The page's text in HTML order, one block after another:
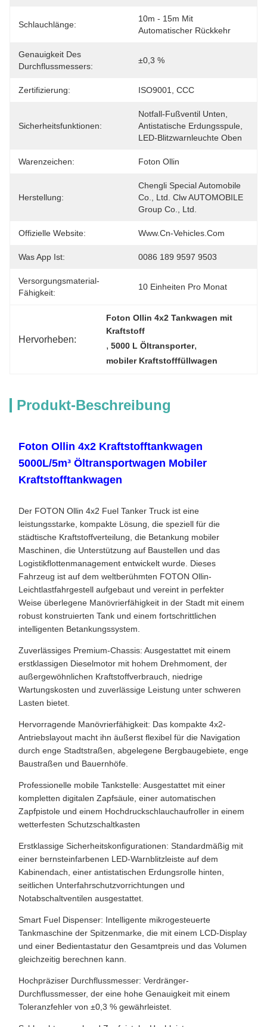
Schlauchlänge:
10m - 15m Mit
Automatischer Rückkehr
Genauigkeit Des
Durchflussmessers:
±0,3 %
Zertifizierung: ISO9001, CCC
Sicherheitsfunktionen:
Notfall-Fußventil Unten,
Antistatische Erdungsspule,
LED-Blitzwarnleuchte Oben
Warenzeichen: Foton Ollin
Herstellung:
Chengli Special Automobile
Co., Ltd. Clw AUTOMOBILE
Group Co., Ltd.
Offizielle Website: Www.cn-Vehicles.com
Was App Ist: 0086 189 9597 9503
Versorgungsmaterial-
Fähigkeit:
10 Einheiten Pro Monat
Hervorheben:
Foton Ollin 4x2 Tankwagen mit
Kraftstoff
, 5000 L Öltransporter,
mobiler Kraftstofffüllwagen
Produkt-Beschreibung
Foton Ollin 4x2 Kraftstofftankwagen
5000L/5m³ Öltransportwagen Mobiler
Kraftstofftankwagen
Der FOTON Ollin 4x2 Fuel Tanker Truck ist eine
leistungsstarke, kompakte Lösung, die speziell für die
städtische Kraftstoffverteilung, die Betankung mobiler
Maschinen, die Unterstützung auf Baustellen und das
Logistikflottenmanagement entwickelt wurde. Dieses
Fahrzeug ist auf dem weltberühmten FOTON Ollin-
Leichtlastfahrgestell aufgebaut und vereint in perfekter
Weise überlegene Manövrierfähigkeit in der Stadt mit einem
robust konstruierten Tank und einem fortschrittlichen
intelligenten Betankungssystem.
Zuverlässiges Premium-Chassis: Ausgestattet mit einem
erstklassigen Dieselmotor mit hohem Drehmoment, der
außergewöhnlichen Kraftstoffverbrauch, niedrige
Wartungskosten und zuverlässige Leistung unter schweren
Lasten bietet.
Hervorragende Manövrierfähigkeit: Das kompakte 4x2-
Antriebslayout macht ihn äußerst flexibel für die Navigation
durch enge Stadtstraßen, abgelegene Bergbaugebiete, enge
Baustraßen und Bauernhöfe.
Professionelle mobile Tankstelle: Ausgestattet mit einer
kompletten digitalen Zapfsäule, einer automatischen
Zapfpistole und einem Hochdruckschlauchaufroller in einem
wetterfesten Schutzschaltkasten
Erstklassige Sicherheitskonfigurationen: Standardmäßig mit
einer bernsteinfarbenen LED-Warnblitzleiste auf dem
Kabinendach, einer antistatischen Erdungsrolle hinten,
seitlichen Unterfahrschutzvorrichtungen und
Notabschaltventilen ausgestattet.
Smart Fuel Dispenser: Intelligente mikrogesteuerte
Tankmaschine der Spitzenmarke, die mit einem LCD-Display
und einer Bedientastatur den Gesamtpreis und das Volumen
gleichzeitig berechnen kann.
Hochpräziser Durchflussmesser: Verdränger-
Durchflussmesser, der eine hohe Genauigkeit mit einem
Toleranzfehler von ±0,3 % gewährleistet.